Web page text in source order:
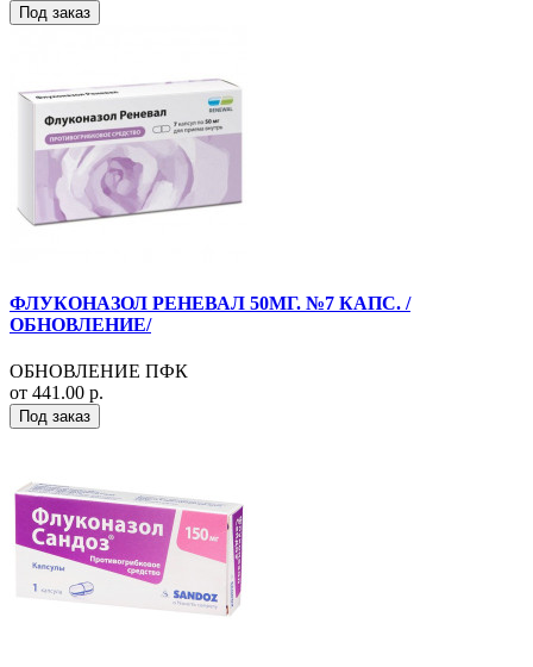
Под заказ
ФЛУКОНАЗОЛ РЕНЕВАЛ 50МГ. №7 КАПС. /
ОБНОВЛЕНИЕ/
ОБНОВЛЕНИЕ ПФК
от 441.00 р.
Под заказ